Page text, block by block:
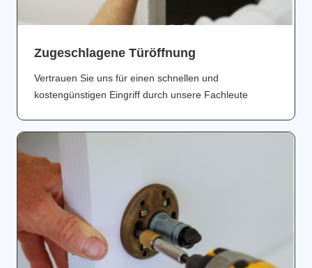
Zugeschlagene Türöffnung
Vertrauen Sie uns für einen schnellen und
kostengünstigen Eingriff durch unsere Fachleute